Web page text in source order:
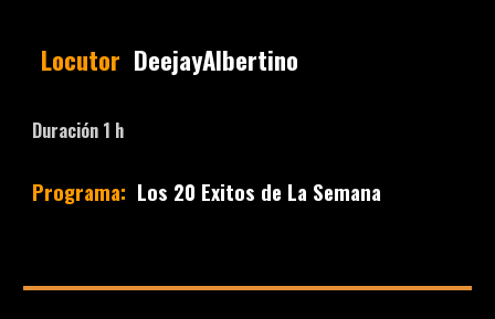
Locutor DeejayAlbertino
Duración 1 h
Programa: Los 20 Exitos de La Semana